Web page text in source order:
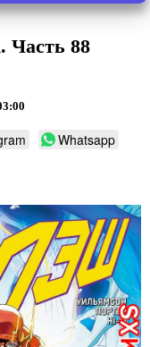
Часть 88
Whatsapp